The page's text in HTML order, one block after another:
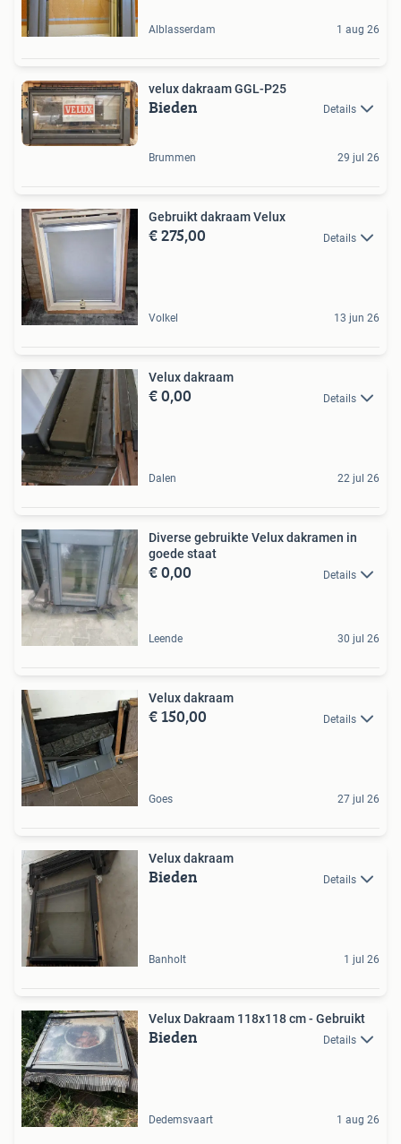
Alblasserdam 1 aug 26
velux dakraam GGL-P25
Bieden Details
Brummen 29 jul 26
Gebruikt dakraam Velux
€ 275,00 Details
Volkel 13 jun 26
Velux dakraam
€ 0,00 Details
Dalen 22 jul 26
Diverse gebruikte Velux dakramen in
goede staat
€ 0,00 Details
Leende 30 jul 26
Velux dakraam
€ 150,00 Details
Goes 27 jul 26
Velux dakraam
Bieden Details
Banholt 1 jul 26
Velux Dakraam 118x118 cm - Gebruikt
Bieden Details
Dedemsvaart 1 aug 26